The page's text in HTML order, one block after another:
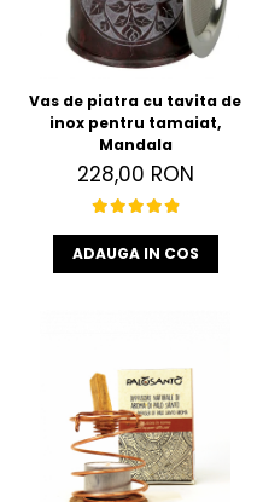
Vas de piatra cu tavita de
inox pentru tamaiat,
Mandala
228,00 RON
ADAUGA IN COS